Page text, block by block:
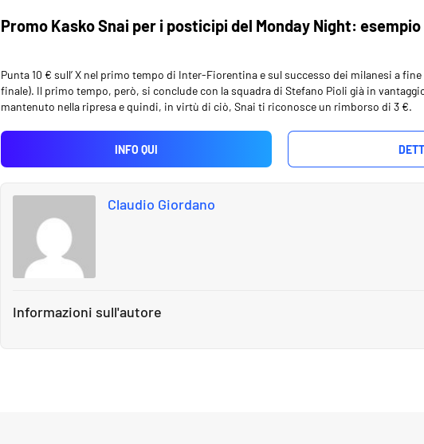
Promo Kasko Snai per i posticipi del Monday Night: esempio
Punta 10 € sull’ X nel primo tempo di Inter-Fiorentina e sul successo dei milanesi a
finale). Il primo tempo, però, si conclude con la squadra di Stefano Pioli già in
mantenuto nella ripresa e quindi, in virtù di ciò, Snai ti riconosce un rimborso di 3 €.
INFO QUI
Claudio Giordano
Informazioni sull'autore